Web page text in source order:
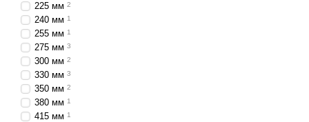
225 мм 2
240 мм 1
255 мм 1
275 мм 3
300 мм 2
330 мм 3
350 мм 2
380 мм 1
415 мм 1